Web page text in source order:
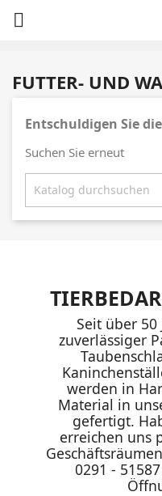

FUTTER- UND
Entschuldigen Sie
Suchen Sie erneut
Seit über
zuverlässiger
werden in
Material in
gefertigt.
erreichen uns
0291 -